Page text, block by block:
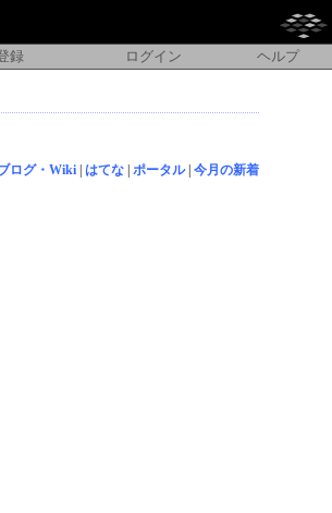
録 ログイン ヘルプ
ログ・Wiki| はてな| ポータル| 今月の新着